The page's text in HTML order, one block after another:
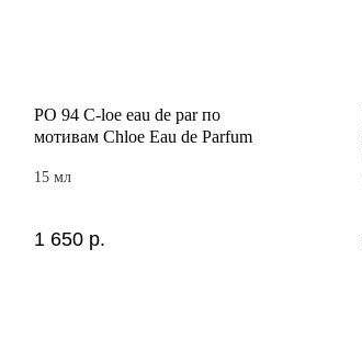
PO 94 C-loe eau de par по
мотивам Chloe Eau de Parfum
15 мл
1 650 р.